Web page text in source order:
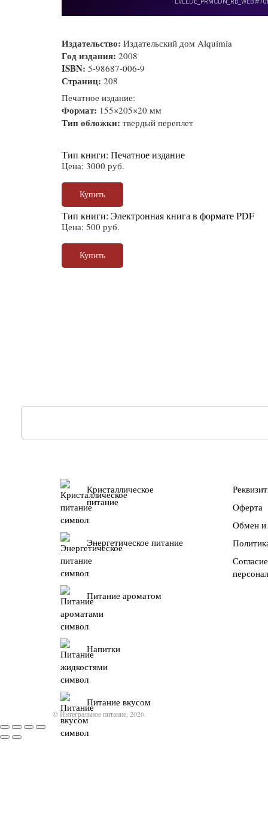
Издательство: Издательский дом Alquimia
Год издания: 2008
ISBN: 5-98687-006-9
Страниц: 208
Печатное издание:
Формат: 155×205×20 мм
Тип обложки: твердый переплет
Тип книги: Печатное издание
Цена: 3000 руб.
Купить
Тип книги: Электронная книга в формате PDF
Цена: 500 руб.
Купить
Кристаллическое
питание
Энергетическое питание
Питание ароматом
Напитки
Питание вкусом
Оферта
Обмен и
© Интегральное питание, 2026.